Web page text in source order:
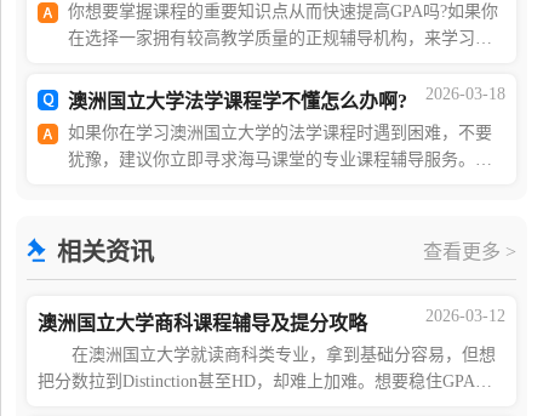
你想要掌握课程的重要知识点从而快速提高GPA吗?如果你
在选择一家拥有较高教学质量的正规辅导机构，来学习澳
HighMark课程辅导将是你的不二选择。一、HighMark导师
2026-03-18
澳洲国立大学法学课程学不懂怎么办啊?
如果你在学习澳洲国立大学的法学课程时遇到困难，不要
犹豫，建议你立即寻求海马课堂的专业课程辅导服务。无
相关资讯 查看更多 >
2026-03-12
澳洲国立大学商科课程辅导及提分攻略
在澳洲国立大学就读商科类专业，拿到基础分容易，但想
把分数拉到Distinction甚至HD，却难上加难。想要稳住GPA、